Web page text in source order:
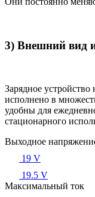
3) Внешний вид
Зарядное
исполнено в
удобны для
стационарного
Выходное
19 V
19.5 V
Максимальный ток